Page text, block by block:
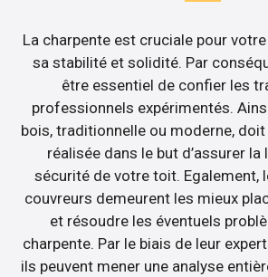
La charpente est cruciale pour
sa stabilité et solidité. Par
être essentiel de confier les
professionnels expérimentés.
bois, traditionnelle ou moderne,
réalisée dans le but d’assurer
sécurité de votre toit. Egalement,
couvreurs demeurent les mieux
et résoudre les éventuels
charpente. Par le biais de leur
ils peuvent mener une analyse